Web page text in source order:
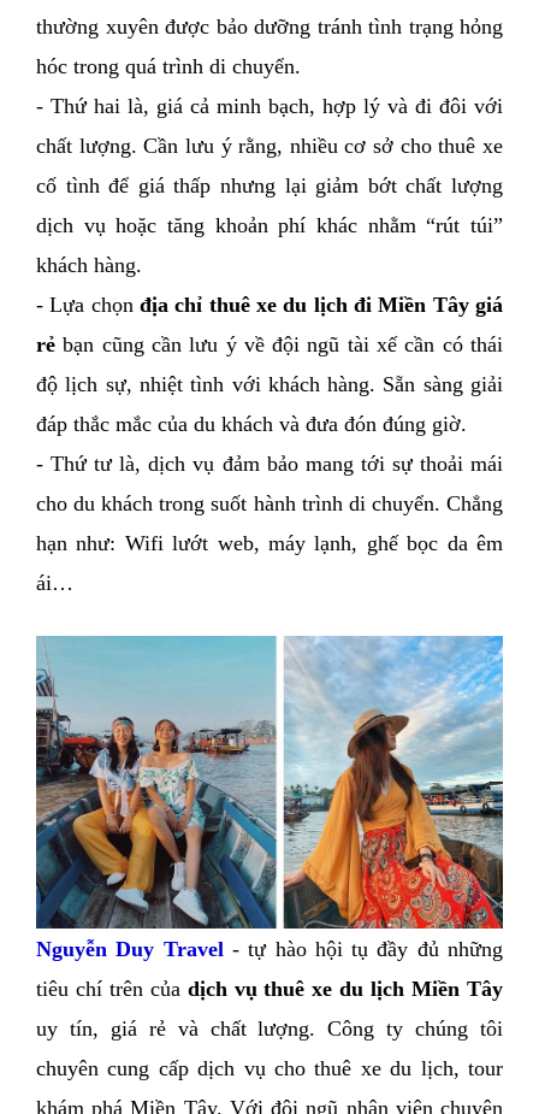
thường xuyên được bảo dưỡng tránh tình trạng hỏng
hóc trong quá trình di chuyển.
- Thứ hai là, giá cả minh bạch, hợp lý và đi đôi với
chất lượng. Cần lưu ý rằng, nhiều cơ sở cho thuê xe
cố tình để giá thấp nhưng lại giảm bớt chất lượng
dịch vụ hoặc tăng khoản phí khác nhằm “rút túi”
khách hàng.
- Lựa chọn địa chỉ thuê xe du lịch đi Miền Tây giá
rẻ bạn cũng cần lưu ý về đội ngũ tài xế cần có thái
độ lịch sự, nhiệt tình với khách hàng. Sẵn sàng giải
đáp thắc mắc của du khách và đưa đón đúng giờ.
- Thứ tư là, dịch vụ đảm bảo mang tới sự thoải mái
cho du khách trong suốt hành trình di chuyển. Chẳng
hạn như: Wifi lướt web, máy lạnh, ghế bọc da êm
ái…
Nguyễn Duy Travel - tự hào hội tụ đầy đủ những
tiêu chí trên của dịch vụ thuê xe du lịch Miền Tây
uy tín, giá rẻ và chất lượng. Công ty chúng tôi
chuyên cung cấp dịch vụ cho thuê xe du lịch, tour
khám phá Miền Tây. Với đội ngũ nhân viên chuyên